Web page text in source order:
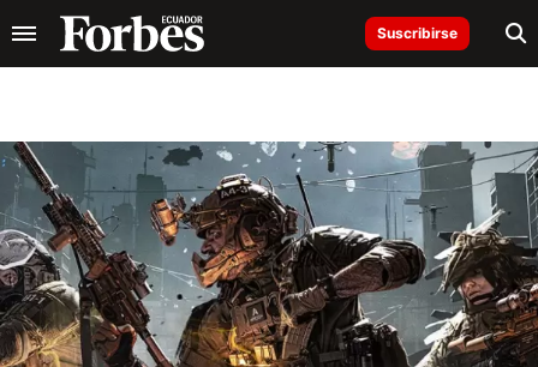
Suscribirse